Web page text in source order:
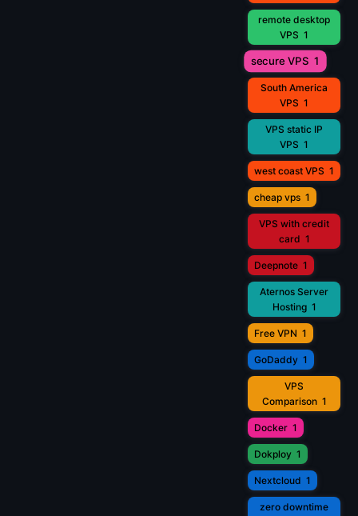
remote desktop
VPS 1
secure VPS 1
South America
VPS 1
VPS static IP
VPS 1
west coast VPS 1
cheap vps 1
VPS with credit
card 1
Deepnote 1
Aternos Server
Hosting 1
Free VPN 1
GoDaddy 1
VPS
Comparison 1
Docker 1
Dokploy 1
Nextcloud 1
zero downtime